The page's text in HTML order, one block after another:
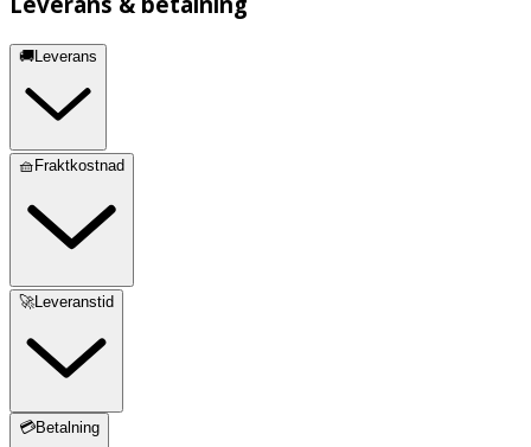
🚚Leverans
🧺Fraktkostnad
🚀Leveranstid
💳Betalning